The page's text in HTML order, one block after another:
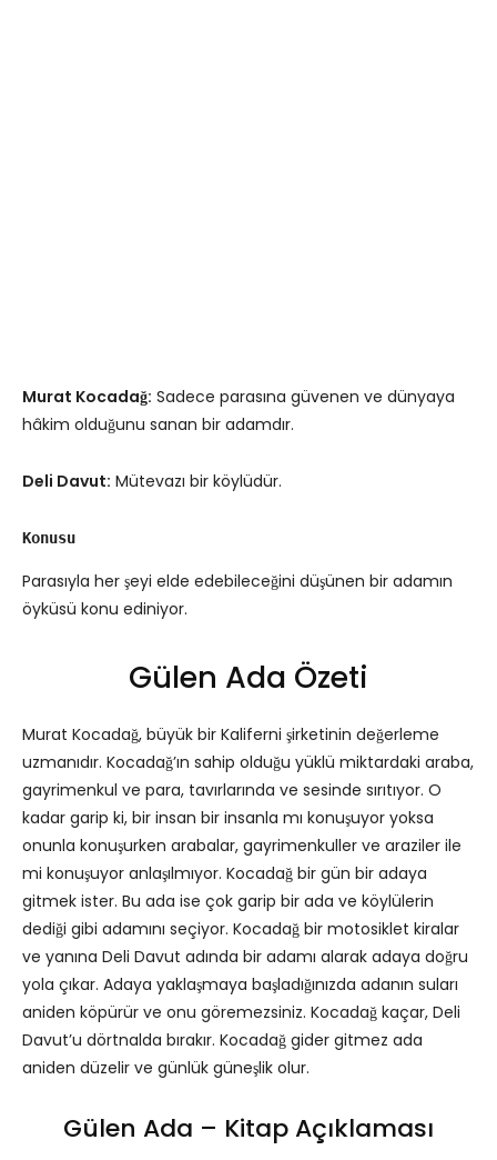
Murat Kocadağ: Sadece parasına güvenen ve dünyaya
hâkim olduğunu sanan bir adamdır.
Deli Davut: Mütevazı bir köylüdür.
Konusu
Parasıyla her şeyi elde edebileceğini düşünen bir adamın
öyküsü konu ediniyor.
Gülen Ada Özeti
Murat Kocadağ, büyük bir Kaliferni şirketinin değerleme
uzmanıdır. Kocadağ’ın sahip olduğu yüklü miktardaki araba,
gayrimenkul ve para, tavırlarında ve sesinde sırıtıyor. O
kadar garip ki, bir insan bir insanla mı konuşuyor yoksa
onunla konuşurken arabalar, gayrimenkuller ve araziler ile
mi konuşuyor anlaşılmıyor. Kocadağ bir gün bir adaya
gitmek ister. Bu ada ise çok garip bir ada ve köylülerin
dediği gibi adamını seçiyor. Kocadağ bir motosiklet kiralar
ve yanına Deli Davut adında bir adamı alarak adaya doğru
yola çıkar. Adaya yaklaşmaya başladığınızda adanın suları
aniden köpürür ve onu göremezsiniz. Kocadağ kaçar, Deli
Davut’u dörtnalda bırakır. Kocadağ gider gitmez ada
aniden düzelir ve günlük güneşlik olur.
Gülen Ada – Kitap Açıklaması